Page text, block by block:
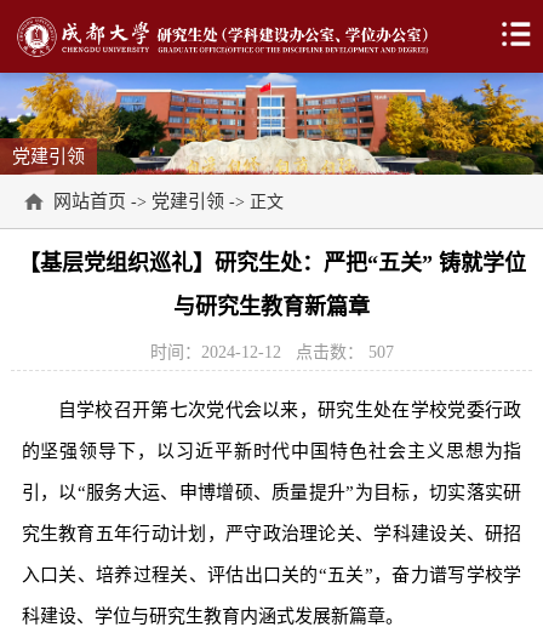
党建引领
网站首页 -> 党建引领 -> 正文
【基层党组织巡礼】研究生处：严把“五关” 铸就学位
与研究生教育新篇章
时间：2024-12-12 点击数： 507
自学校召开第七次党代会以来，研究生处在学校党委行政
的坚强领导下，以习近平新时代中国特色社会主义思想为指
引，以“服务大运、申博增硕、质量提升”为目标，切实落实研
究生教育五年行动计划，严守政治理论关、学科建设关、研招
入口关、培养过程关、评估出口关的“五关”，奋力谱写学校学
科建设、学位与研究生教育内涵式发展新篇章。